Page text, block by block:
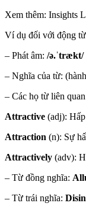
Xem thêm: Insights
Ví dụ đối với động
– Phát âm: /ə.ˈtrækt/
– Nghĩa của từ:
– Các họ từ liên
Attractive (adj):
Attraction (n): Sự
Attractively (adv):
– Từ đồng nghĩa:
– Từ trái nghĩa: